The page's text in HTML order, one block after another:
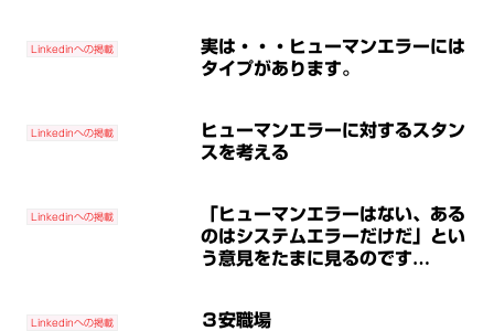
Linkedinへの掲載
実は・・・ヒューマンエラーには
タイプがあります。
Linkedinへの掲載
ヒューマンエラーに対するスタン
スを考える
Linkedinへの掲載
「ヒューマンエラーはない、ある
のはシステムエラーだけだ」とい
う意見をたまに見るのです
Linkedinへの掲載 ３安職場